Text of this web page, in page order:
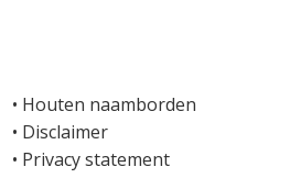
Houten naamborden
Disclaimer
Privacy statement